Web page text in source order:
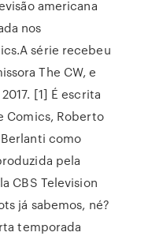
americana
nos
série recebeu
The CW, e
[1] É escrita
Comics, Roberto
como
pela
CBS Television
já sabemos, né?
temporada